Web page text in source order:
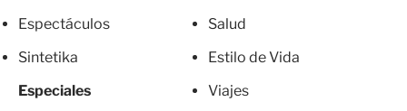
Espectáculos
Sintetika
Especiales
Salud
Estilo de Vida
Viajes